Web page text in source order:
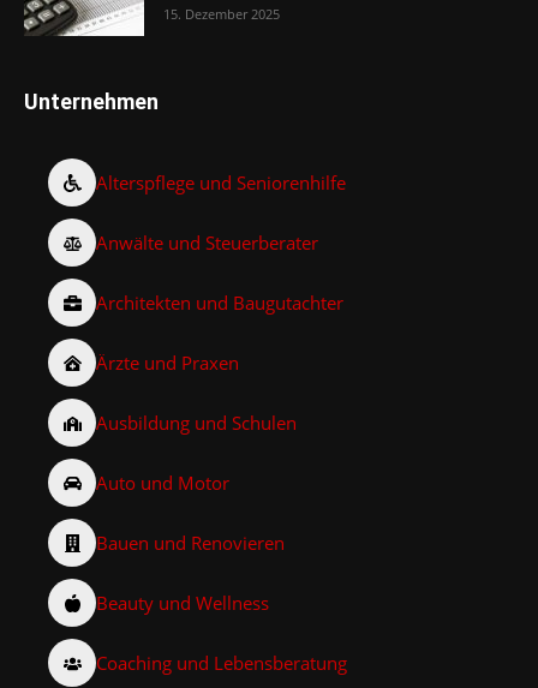
15. Dezember 2025
Unternehmen
Alterspflege und Seniorenhilfe
Anwälte und Steuerberater
Architekten und Baugutachter
Ärzte und Praxen
Ausbildung und Schulen
Auto und Motor
Bauen und Renovieren
Beauty und Wellness
Coaching und Lebensberatung